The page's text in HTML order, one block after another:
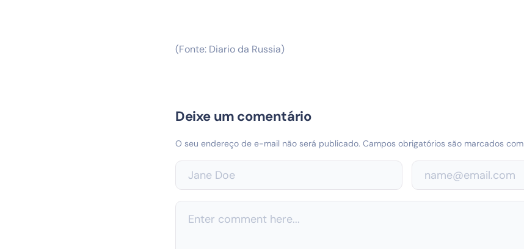
(Fonte: Diario da Russia)
Deixe um comentário
O seu endereço de e-mail não será publicado. Campos obrigatórios são marcados com